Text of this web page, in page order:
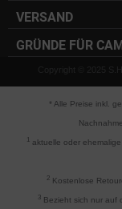
VERSAND
GRÜNDE FÜR
Copyright © 2025
* Alle Preise inkl.
aktuelle oder
2Kostenlose
3 Bezieht sich nur auf